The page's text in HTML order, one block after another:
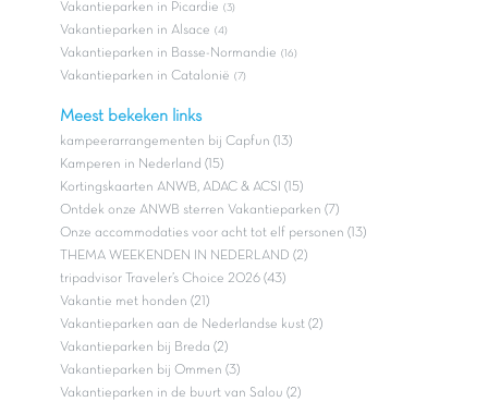
Vakantieparken in Picardie (3)
Vakantieparken in Alsace (4)
Vakantieparken in Basse-Normandie (16)
Vakantieparken in Catalonië (7)
Meest bekeken links
kampeerarrangementen bij Capfun (13)
Kamperen in Nederland (15)
Kortingskaarten ANWB, ADAC & ACSI (15)
Ontdek onze ANWB sterren Vakantieparken (7)
Onze accommodaties voor acht tot elf personen (13)
THEMA WEEKENDEN IN NEDERLAND (2)
tripadvisor Traveler’s Choice 2026 (43)
Vakantie met honden (21)
Vakantieparken aan de Nederlandse kust (2)
Vakantieparken bij Breda (2)
Vakantieparken bij Ommen (3)
Vakantieparken in de buurt van Salou (2)